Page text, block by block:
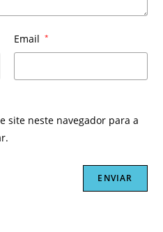
Email *
site neste navegador para a